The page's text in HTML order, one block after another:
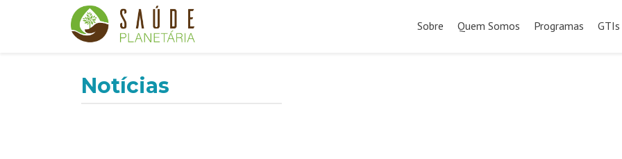
para
Sobre Quem Somos Programas GTIs
Notícias